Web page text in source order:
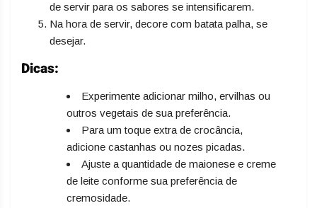
de servir para os sabores se intensificarem.
Na hora de servir, decore com batata palha, se
desejar.
Dicas:
Experimente adicionar milho, ervilhas ou
outros vegetais de sua preferência.
Para um toque extra de crocância,
adicione castanhas ou nozes picadas.
Ajuste a quantidade de maionese e creme
de leite conforme sua preferência de
cremosidade.